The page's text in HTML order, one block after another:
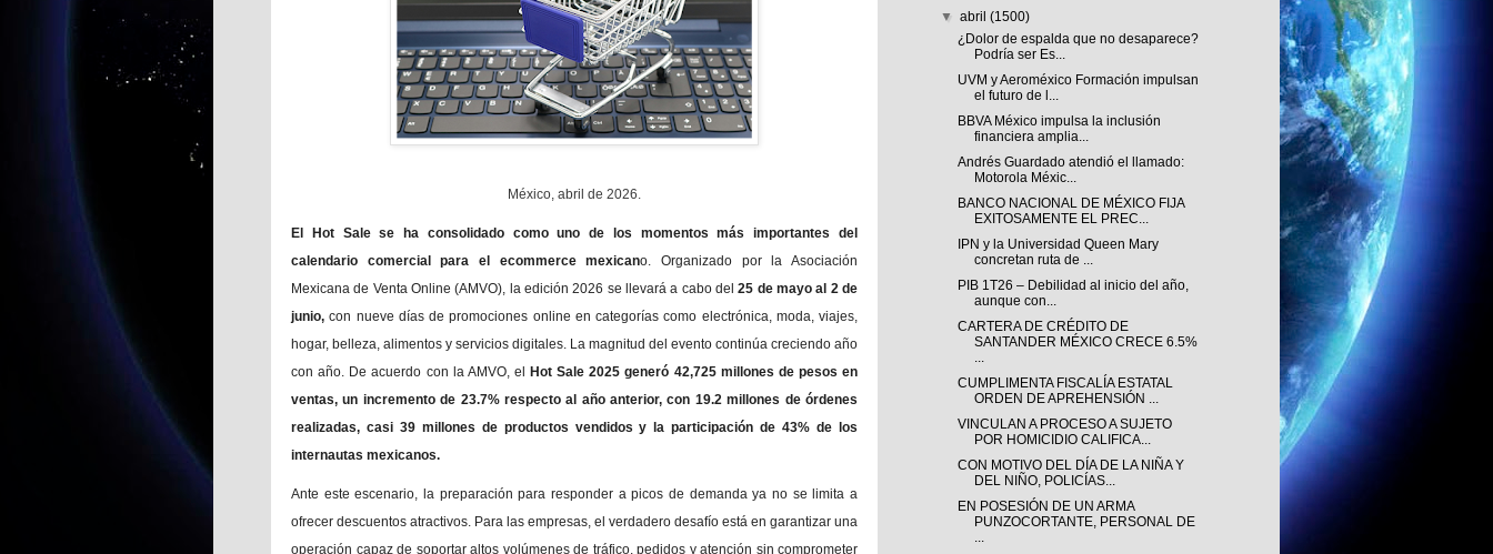
México, abril de 2026.
El Hot Sale se ha consolidado como uno de los momentos más importantes del
calendario comercial para el ecommerce mexicano. Organizado por la Asociación
Mexicana de Venta Online (AMVO), la edición 2026 se llevará a cabo del25 de mayo al 2 de
junio, con nueve días de promociones online en categorías como electrónica, moda, viajes,
hogar, belleza, alimentos y servicios digitales. La magnitud del evento continúa creciendo año
con año. De acuerdo con la AMVO, el Hot Sale 2025 generó 42,725 millones de pesos en
ventas, un incremento de 23.7% respecto al año anterior, con 19.2 millones de órdenes
realizadas, casi 39 millones de productos vendidos y la participación de 43% de los
internautas mexicanos.
Ante este escenario, la preparación para responder a picos de demanda ya no se limita a
ofrecer descuentos atractivos. Para las empresas, el verdadero desafío está en garantizar una
operación capaz de soportar altos volúmenes de tráfico, pedidos y atención sin comprometer
▼abril(1500)
¿Dolor de espalda que no desaparece?
Podría ser Es...
UVM y Aeroméxico Formación impulsan
el futuro de l...
BBVA México impulsa la inclusión
financiera amplia...
Andrés Guardado atendió el llamado:
Motorola Méxic...
BANCO NACIONAL DE MÉXICO FIJA
EXITOSAMENTE EL PREC...
IPN y la Universidad Queen Mary
concretan ruta de ...
PIB 1T26 – Debilidad al inicio del año,
aunque con...
CARTERA DE CRÉDITO DE
SANTANDER MÉXICO CRECE 6.5%
...
CUMPLIMENTA FISCALÍA ESTATAL
ORDEN DE APREHENSIÓN ...
VINCULAN A PROCESO A SUJETO
POR HOMICIDIO CALIFICA...
CON MOTIVO DEL DÍA DE LA NIÑA Y
DEL NIÑO, POLICÍAS...
EN POSESIÓN DE UN ARMA
PUNZOCORTANTE, PERSONAL DE
...